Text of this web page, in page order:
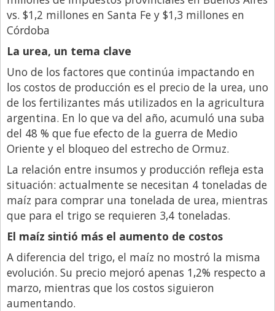
vs. $1,2 millones en Santa Fe y $1,3 millones en
Córdoba
La urea, un tema clave
Uno de los factores que continúa impactando en
los costos de producción es el precio de la urea, uno
de los fertilizantes más utilizados en la agricultura
argentina. En lo que va del año, acumuló una suba
del 48 % que fue efecto de la guerra de Medio
Oriente y el bloqueo del estrecho de Ormuz.
La relación entre insumos y producción refleja esta
situación: actualmente se necesitan 4 toneladas de
maíz para comprar una tonelada de urea, mientras
que para el trigo se requieren 3,4 toneladas.
El maíz sintió más el aumento de costos
A diferencia del trigo, el maíz no mostró la misma
evolución. Su precio mejoró apenas 1,2% respecto a
marzo, mientras que los costos siguieron
aumentando.